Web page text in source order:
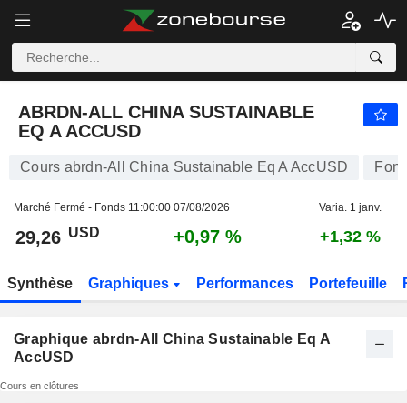
ABRDN-ALL CHINA SUSTAINABLE
EQ A ACCUSD
Cours abrdn-All China Sustainable Eq A AccUSD
Marché Fermé - Fonds 11:00:00 07/08/2026 Varia. 1 janv.
29,26 USD +0,97 % +1,32 %
Synthèse Graphiques Performances Portefeuille
Graphique abrdn-All China Sustainable Eq A
AccUSD
Cours en clôtures